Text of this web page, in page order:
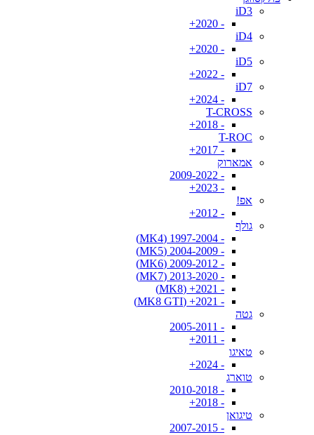
iD3
- 2020+
iD4
- 2020+
iD5
- 2022+
iD7
- 2024+
T-CROSS
- 2018+
T-ROC
- 2017+
אמארוק
- 2009-2022
- 2023+
אפ!
- 2012+
גולף
- 1997-2004 (MK4)
- 2004-2009 (MK5)
- 2009-2012 (MK6)
- 2013-2020 (MK7)
- 2021+ (MK8)
- 2021+ (MK8 GTI)
גטה
- 2005-2011
- 2011+
טאיגו
- 2024+
טוארג
- 2010-2018
- 2018+
טיגואן
- 2007-2015